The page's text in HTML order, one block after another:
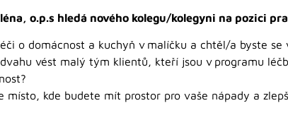
o.p.s hledá nového kolegu/kolegyni na pozici
o domácnost a kuchyň v malíčku a chtěl/a byste
vést malý tým klientů, kteří jsou v programu
místo, kde budete mít prostor pro vaše nápady a